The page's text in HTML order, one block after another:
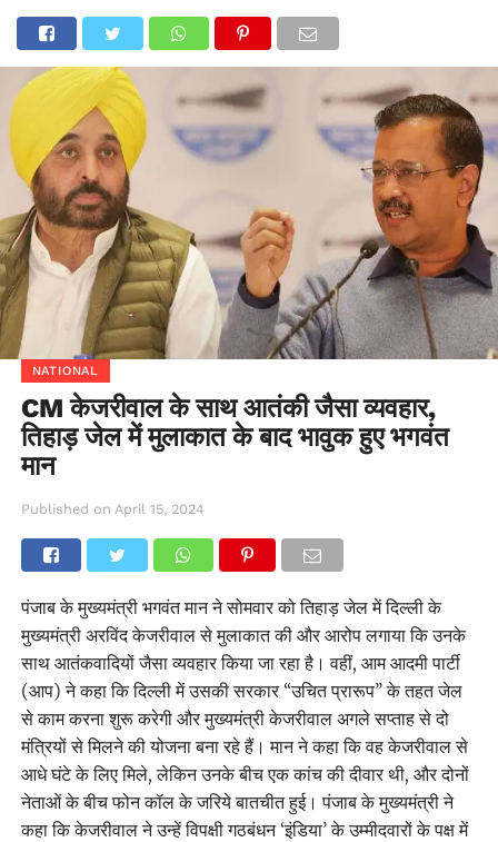
NATIONAL
CM केजरीवाल के साथ आतंकी जैसा व्यवहार,
तिहाड़ जेल में मुलाकात के बाद भावुक हुए भगवंत
मान
Published on April 15, 2024
पंजाब के मुख्यमंत्री भगवंत मान ने सोमवार को तिहाड़ जेल में दिल्ली के
मुख्यमंत्री अरविंद केजरीवाल से मुलाकात की और आरोप लगाया कि उनके
साथ आतंकवादियों जैसा व्यवहार किया जा रहा है। वहीं, आम आदमी पार्टी
(आप) ने कहा कि दिल्ली में उसकी सरकार ‘‘उचित प्रारूप’’ के तहत जेल
से काम करना शुरू करेगी और मुख्यमंत्री केजरीवाल अगले सप्ताह से दो
मंत्रियों से मिलने की योजना बना रहे हैं। मान ने कहा कि वह केजरीवाल से
आधे घंटे के लिए मिले, लेकिन उनके बीच एक कांच की दीवार थी, और दोनों
नेताओं के बीच फोन कॉल के जरिये बातचीत हुई। पंजाब के मुख्यमंत्री ने
कहा कि केजरीवाल ने उन्हें विपक्षी गठबंधन ‘इंडिया’ के उम्मीदवारों के पक्ष में